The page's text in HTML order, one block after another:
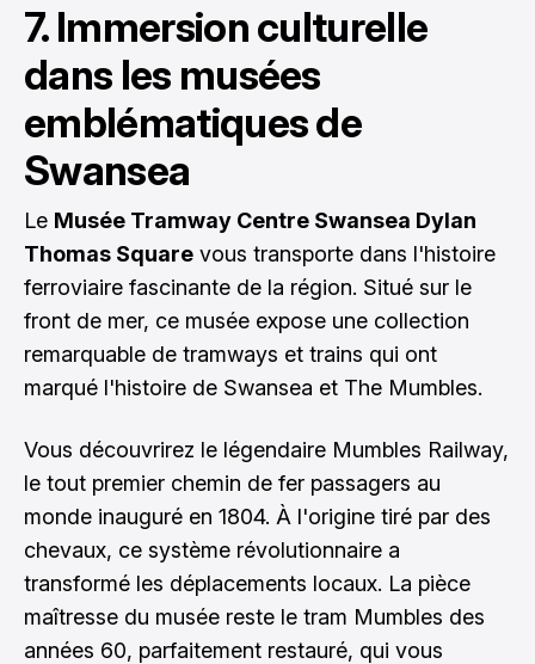
7. Immersion culturelle
dans les musées
emblématiques de
Swansea
Le Musée Tramway Centre Swansea Dylan
Thomas Square vous transporte dans l'histoire
ferroviaire fascinante de la région. Situé sur le
front de mer, ce musée expose une collection
remarquable de tramways et trains qui ont
marqué l'histoire de Swansea et The Mumbles.
Vous découvrirez le légendaire Mumbles Railway,
le tout premier chemin de fer passagers au
monde inauguré en 1804. À l'origine tiré par des
chevaux, ce système révolutionnaire a
transformé les déplacements locaux. La pièce
maîtresse du musée reste le tram Mumbles des
années 60, parfaitement restauré, qui vous